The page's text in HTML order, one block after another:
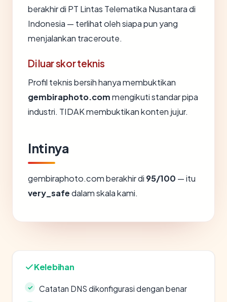
berakhir di PT Lintas Telematika Nusantara di
Indonesia — terlihat oleh siapa pun yang
menjalankan traceroute.
Di luar skor teknis
Profil teknis bersih hanya membuktikan
gembiraphoto.commengikuti standar pipa
industri. TIDAK membuktikan konten jujur.
Intinya
gembiraphoto.com berakhir di 95/100 — itu
very_safedalam skala kami.
Kelebihan
Catatan DNS dikonfigurasi dengan benar